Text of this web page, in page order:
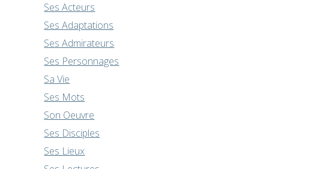
Ses Acteurs
Ses Adaptations
Ses Admirateurs
Ses Personnages
Sa Vie
Ses Mots
Son Oeuvre
Ses Disciples
Ses Lieux